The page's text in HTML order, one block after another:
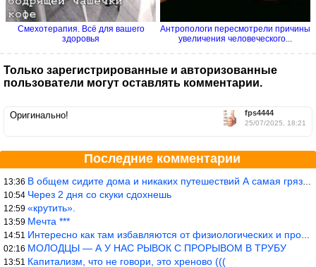
Смехотерапия. Всё для вашего
здоровья
Антропологи пересмотрели причины
увеличения человеческого...
Только зарегистрированные и авторизованные
пользователи могут оставлять комментарии.
fps4444
25/07/2025, 18:21
Оригинально!
Последние комментарии
13:36 В общем сидите дома и никаких путешествий А самая грязная в от
10:54 Через 2 дня со скуки сдохнешь
12:59 «крутить».
13:59 Мечта ***
14:51 Интересно как там избавляются от физиологических и прочих отходо
02:16 МОЛОДЦЫ — А У НАС РЫВОК С ПРОРЫВОМ В ТРУБУ
13:51 Капитализм, что не говори, это хреново (((